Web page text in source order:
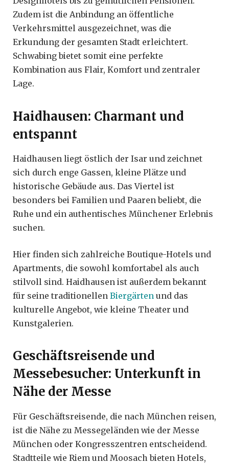
Zudem ist die Anbindung an öffentliche
Verkehrsmittel ausgezeichnet, was die
Erkundung der gesamten Stadt erleichtert.
Schwabing bietet somit eine perfekte
Kombination aus Flair, Komfort und zentraler
Lage.
Haidhausen: Charmant und
entspannt
Haidhausen liegt östlich der Isar und zeichnet
sich durch enge Gassen, kleine Plätze und
historische Gebäude aus. Das Viertel ist
besonders bei Familien und Paaren beliebt, die
Ruhe und ein authentisches Münchener Erlebnis
suchen.
Hier finden sich zahlreiche Boutique-Hotels und
Apartments, die sowohl komfortabel als auch
stilvoll sind. Haidhausen ist außerdem bekannt
für seine traditionellen Biergärten und das
kulturelle Angebot, wie kleine Theater und
Kunstgalerien.
Geschäftsreisende und
Messebesucher: Unterkunft in
Nähe der Messe
Für Geschäftsreisende, die nach München reisen,
ist die Nähe zu Messegeländen wie der Messe
München oder Kongresszentren entscheidend.
Stadtteile wie Riem und Moosach bieten Hotels,